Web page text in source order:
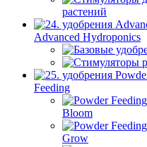
растений
Advanced Hydroponics
Feeding
Bloom
Grow